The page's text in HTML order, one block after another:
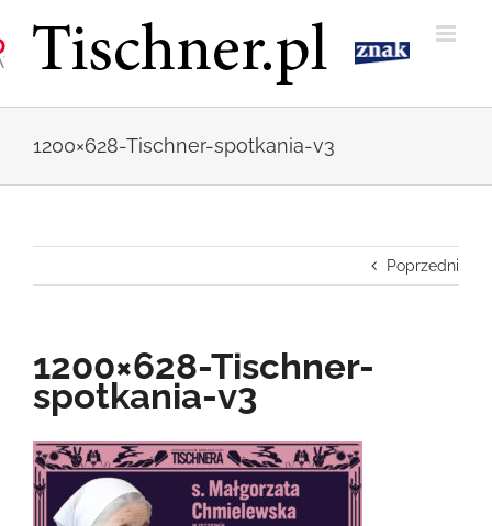
zawartości
1200×628-Tischner-spotkania-v3
Poprzedni
1200×628-Tischner-
spotkania-v3